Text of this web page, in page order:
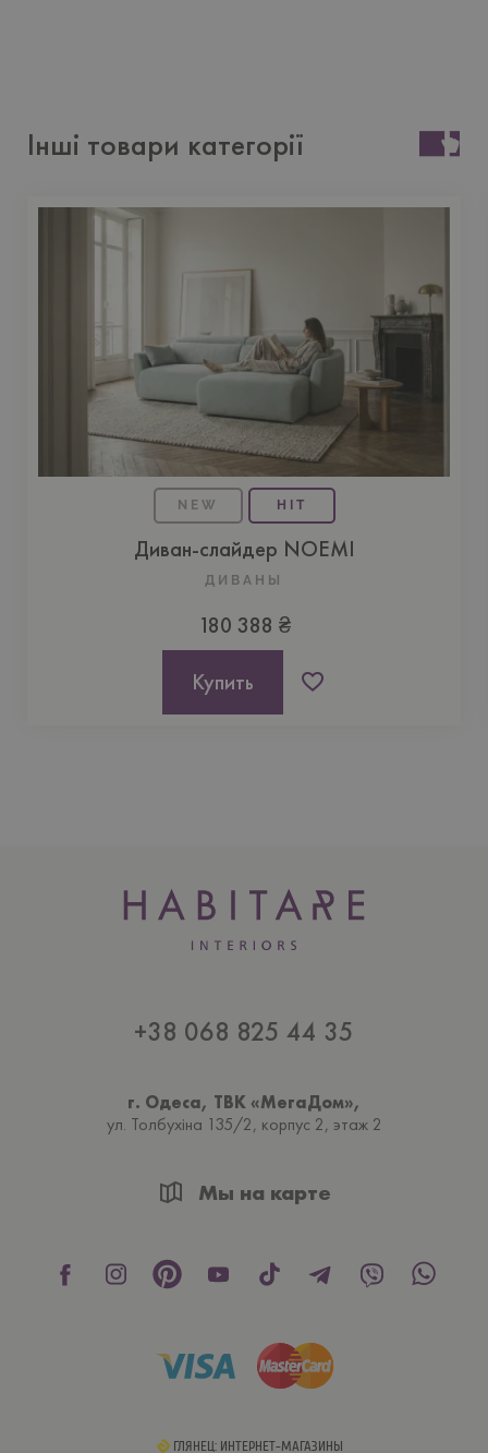
Інші товари категорії
NEW HIT
Диван-слайдер NOEMI
ДИВАНЫ
180 388 ₴
Купить
+38 068 825 44 35
г. Одеса, ТВК «МегаДом»,
ул. Толбухiна 135/2, корпус 2, этаж 2
Мы на карте
ГЛЯНЕЦ: ИНТЕРНЕТ-МАГАЗИНЫ